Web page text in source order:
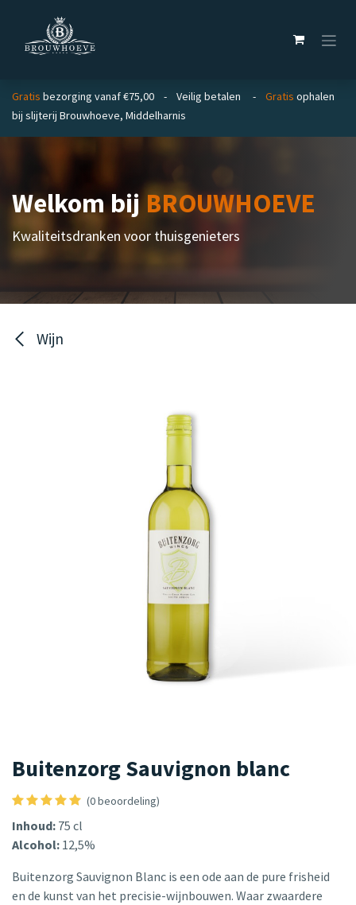
Gratis bezorging vanaf €75,00 - Veilig betalen - Gratis ophalen
bij slijterij Brouwhoeve, Middelharnis
Welkom bijBROUWHOEVE
Kwaliteitsdranken voor thuisgenieters
Wijn
Buitenzorg Sauvignon blanc
(0 beoordeling)
Inhoud: 75 cl
Alcohol: 12,5%
Buitenzorg Sauvignon Blanc is een ode aan de pure frisheid
en de kunst van het precisie-wijnbouwen. Waar zwaardere